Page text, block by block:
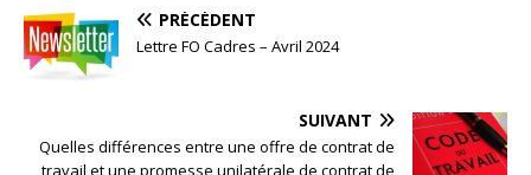
PRÉCÉDENT
Lettre FO Cadres – Avril 2024
SUIVANT
Quelles différences entre une offre de contrat de
travail et une promesse unilatérale de contrat de